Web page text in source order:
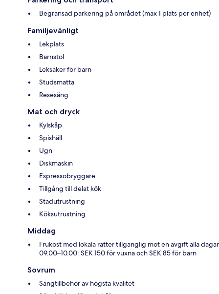
Begränsad parkering på området (max 1 plats per enhet)
Familjevänligt
Lekplats
Barnstol
Leksaker för barn
Studsmatta
Resesäng
Mat och dryck
Kylskåp
Spishäll
Ugn
Diskmaskin
Espressobryggare
Tillgång till delat kök
Städutrustning
Köksutrustning
Middag
Frukost med lokala rätter tillgänglig mot en avgift alla dagar
09.00–10.00: SEK 150 för vuxna och SEK 85 för barn
Sovrum
Sängtillbehör av högsta kvalitet